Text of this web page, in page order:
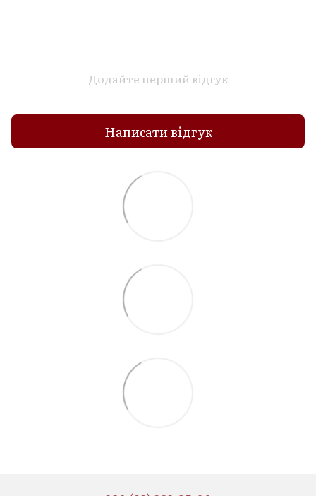
Додайте перший відгук
Написати відгук